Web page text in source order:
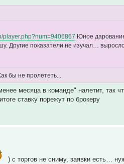
player.php?num=9406867 Юное
Другие показатели не изучал…
бы не пролететь...
месяца в команде" налетит, так
ставку порежут по брокеру
) с торгов не сниму, заявки есть…